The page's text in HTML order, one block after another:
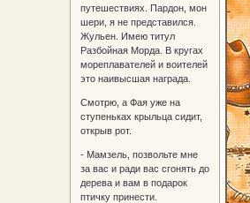
путешествиях. Пардон, мон
шери, я не представился.
Жульен. Имею титул
Разбойная Морда. В кругах
мореплавателей и воителей
это наивысшая награда.
Смотрю, а Фая уже на
ступеньках крыльца сидит,
открыв рот.
- Мамзель, позвольте мне
за вас и ради вас сгонять до
дерева и вам в подарок
птичку принести.